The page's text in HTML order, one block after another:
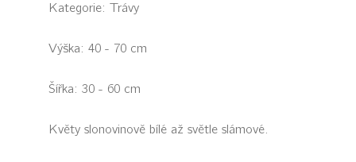
Kategorie: Trávy
Výška: 40 - 70 cm
Šířka: 30 - 60 cm
Květy slonovinově bílé až světle slámové.